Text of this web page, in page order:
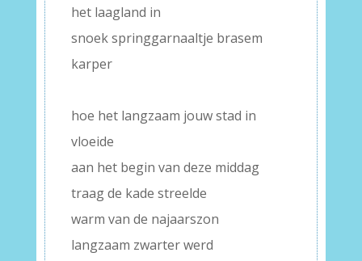
het laagland in
snoek springgarnaaltje brasem
karper
hoe het langzaam jouw stad in
vloeide
aan het begin van deze middag
traag de kade streelde
warm van de najaarszon
langzaam zwarter werd